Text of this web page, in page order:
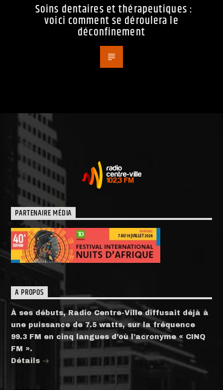
Soins dentaires et thérapeutiques :
voici comment se déroulera le
déconfinement
PARTENAIRE MÉDIA
A PROPOS
À ses débuts, Radio Centre-Ville diffusait déjà à
une puissance de 7.5 watts, sur la fréquence
99.3 FM en cinq langues d’où l’acronyme « CINQ
FM ».
Détails